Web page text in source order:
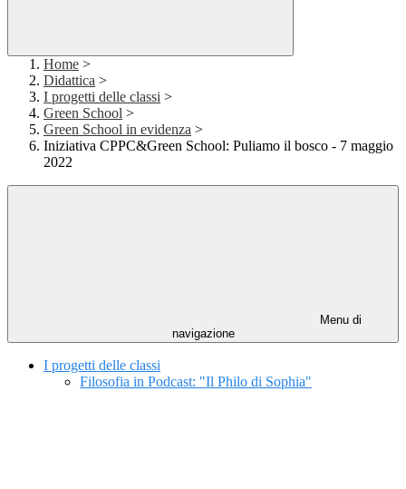
Home >
Didattica >
I progetti delle classi >
Green School >
Green School in evidenza >
Iniziativa CPPC&Green School: Puliamo il bosco - 7 maggio
2022
Menu di
navigazione
I progetti delle classi
Filosofia in Podcast: "Il Philo di Sophia"